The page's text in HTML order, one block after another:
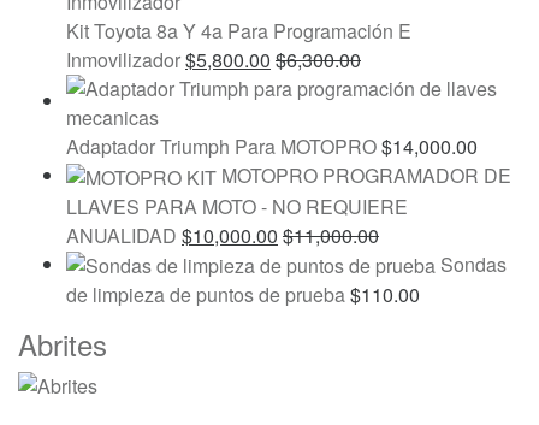
Kit Toyota 8a Y 4a Para Programación E
Inmovilizador$5,800.00 $6,300.00
Adaptador Triumph Para MOTOPRO$14,000.00
MOTOPRO PROGRAMADOR DE
LLAVES PARA MOTO - NO REQUIERE
ANUALIDAD $10,000.00 $11,000.00
Sondas
de limpieza de puntos de prueba$110.00
Marcas
De
Abrites